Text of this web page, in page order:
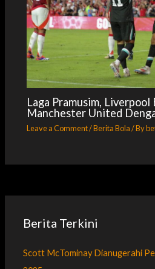
Laga Pramusim, Liverpool
Manchester United
Leave a Comment/Berita Bola/ By
Berita Terkini
Scott McTominay Dianugerahi